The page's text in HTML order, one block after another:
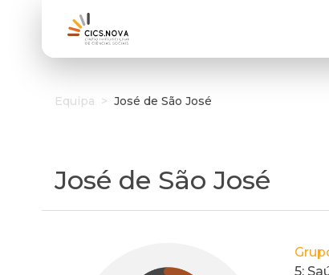
Equipa > José de São José
José de São José
5: